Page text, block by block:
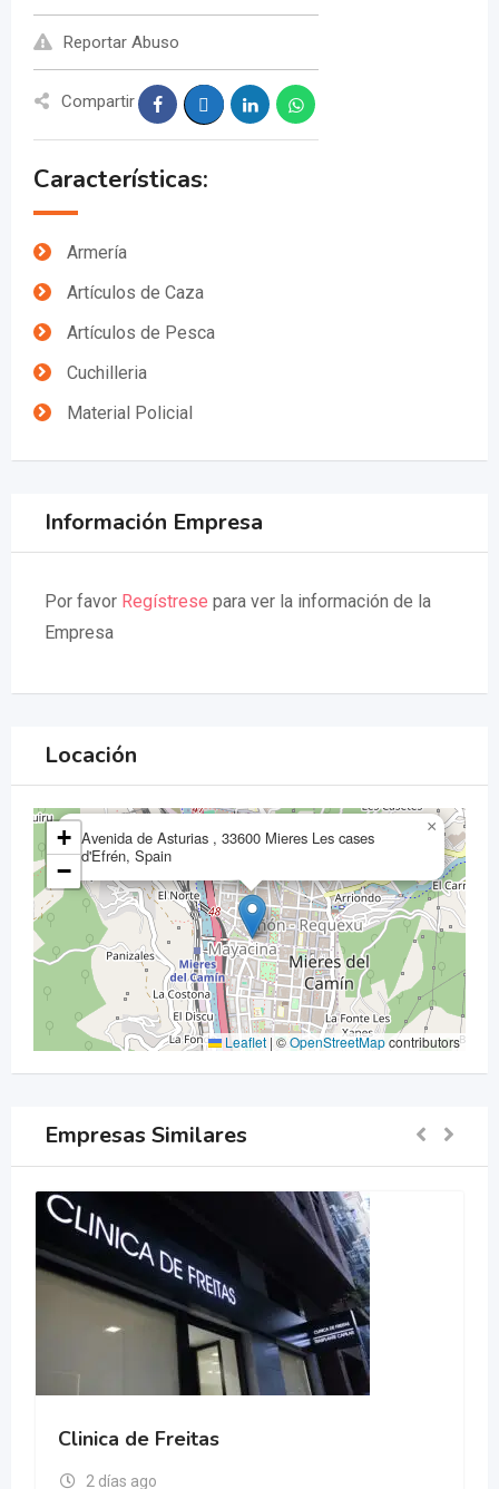
Reportar Abuso
Compartir
Características:
Armería
Artículos de Caza
Artículos de Pesca
Cuchilleria
Material Policial
Información Empresa
Por favor Regístrese para ver la información de la
Empresa
Locación
Avenida de Asturias , 33600 Mieres Les cases
d'Efrén, Spain
×
+
−
Leaflet | ©OpenStreetMapcontributors
Empresas Similares
Clinica de Freitas
2 días ago